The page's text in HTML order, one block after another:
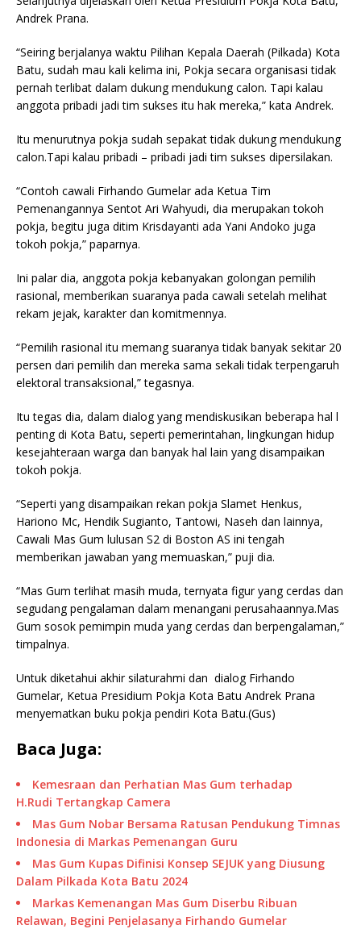
Andrek Prana.
“Seiring berjalanya waktu Pilihan Kepala Daerah (Pilkada) Kota
Batu, sudah mau kali kelima ini, Pokja secara organisasi tidak
pernah terlibat dalam dukung mendukung calon. Tapi kalau
anggota pribadi jadi tim sukses itu hak mereka,” kata Andrek.
Itu menurutnya pokja sudah sepakat tidak dukung mendukung
calon.Tapi kalau pribadi – pribadi jadi tim sukses dipersilakan.
“Contoh cawali Firhando Gumelar ada Ketua Tim
Pemenangannya Sentot Ari Wahyudi, dia merupakan tokoh
pokja, begitu juga ditim Krisdayanti ada Yani Andoko juga
tokoh pokja,” paparnya.
Ini palar dia, anggota pokja kebanyakan golongan pemilih
rasional, memberikan suaranya pada cawali setelah melihat
rekam jejak, karakter dan komitmennya.
“Pemilih rasional itu memang suaranya tidak banyak sekitar 20
persen dari pemilih dan mereka sama sekali tidak terpengaruh
elektoral transaksional,” tegasnya.
Itu tegas dia, dalam dialog yang mendiskusikan beberapa hal l
penting di Kota Batu, seperti pemerintahan, lingkungan hidup
kesejahteraan warga dan banyak hal lain yang disampaikan
tokoh pokja.
“Seperti yang disampaikan rekan pokja Slamet Henkus,
Hariono Mc, Hendik Sugianto, Tantowi, Naseh dan lainnya,
Cawali Mas Gum lulusan S2 di Boston AS ini tengah
memberikan jawaban yang memuaskan,” puji dia.
“Mas Gum terlihat masih muda, ternyata figur yang cerdas dan
segudang pengalaman dalam menangani perusahaannya.Mas
Gum sosok pemimpin muda yang cerdas dan berpengalaman,”
timpalnya.
Untuk diketahui akhir silaturahmi dan dialog Firhando
Gumelar, Ketua Presidium Pokja Kota Batu Andrek Prana
menyematkan buku pokja pendiri Kota Batu.(Gus)
Baca Juga:
Kemesraan dan Perhatian Mas Gum terhadap
H.Rudi Tertangkap Camera
Mas Gum Nobar Bersama Ratusan Pendukung Timnas
Indonesia di Markas Pemenangan Guru
Mas Gum Kupas Difinisi Konsep SEJUK yang Diusung
Dalam Pilkada Kota Batu 2024
Markas Kemenangan Mas Gum Diserbu Ribuan
Relawan, Begini Penjelasanya Firhando Gumelar